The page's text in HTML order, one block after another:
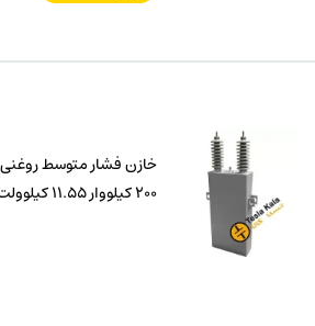
200 کیلووار 11.55 کیلوولت